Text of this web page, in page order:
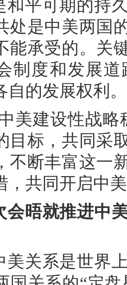
和平可期的持
处是中美两国
能承受的。关
制度和发展
的发展权利。
美建设性战
目标，共同采
不断丰富这一
，共同开启中
会晤就推进中
美关系是世界